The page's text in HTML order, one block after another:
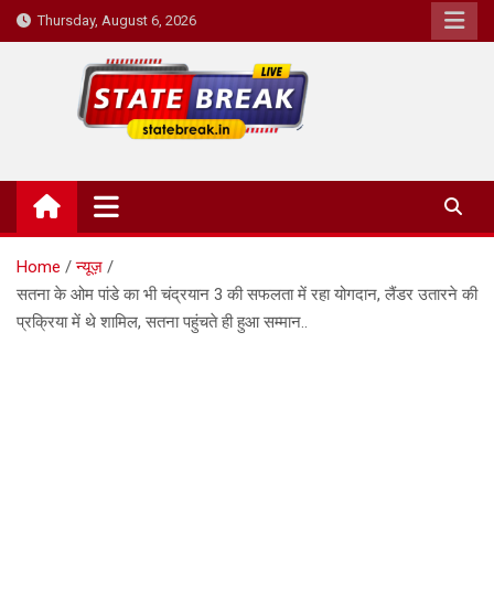
Skip
to
Thursday, August 6, 2026
State Break
Home
न्यूज़
सतना के ओम पांडे का भी चंद्रयान 3 की सफलता में रहा योगदान, लैंडर उतारने की
प्रक्रिया में थे शामिल, सतना पहुंचते ही हुआ सम्मान..